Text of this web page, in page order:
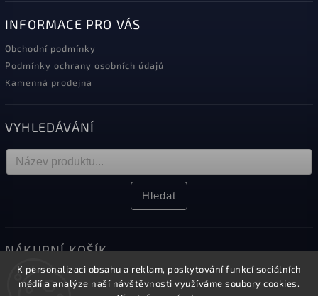
K personalizaci obsahu a reklam, poskytování funkcí sociálních
médií a analýze naší návštěvnosti využíváme soubory cookies.
INFORMACE PRO VÁS
Obchodní podmínky
Podmínky ochrany osobních údajů
Kamenná prodejna
VYHLEDÁVÁNÍ
Hledat
NÁKUPNÍ KOŠÍK
0ks /0 Kč